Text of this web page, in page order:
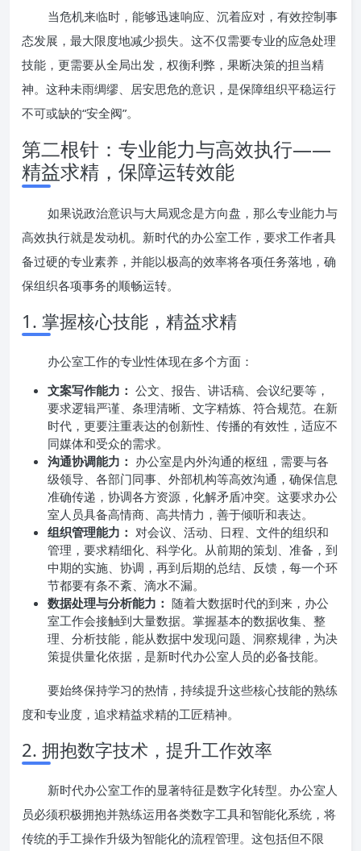
当危机来临时，能够迅速响应、沉着应对，有效控制事
态发展，最大限度地减少损失。这不仅需要专业的应急处理
技能，更需要从全局出发，权衡利弊，果断决策的担当精
神。这种未雨绸缪、居安思危的意识，是保障组织平稳运行
不可或缺的“安全阀”。
第二根针：专业能力与高效执行——
精益求精，保障运转效能
如果说政治意识与大局观念是方向盘，那么专业能力与
高效执行就是发动机。新时代的办公室工作，要求工作者具
备过硬的专业素养，并能以极高的效率将各项任务落地，确
保组织各项事务的顺畅运转。
1. 掌握核心技能，精益求精
办公室工作的专业性体现在多个方面：
文案写作能力： 公文、报告、讲话稿、会议纪要等，
要求逻辑严谨、条理清晰、文字精炼、符合规范。在新
时代，更要注重表达的创新性、传播的有效性，适应不
同媒体和受众的需求。
沟通协调能力： 办公室是内外沟通的枢纽，需要与各
级领导、各部门同事、外部机构等高效沟通，确保信息
准确传递，协调各方资源，化解矛盾冲突。这要求办公
室人员具备高情商、高共情力，善于倾听和表达。
组织管理能力： 对会议、活动、日程、文件的组织和
管理，要求精细化、科学化。从前期的策划、准备，到
中期的实施、协调，再到后期的总结、反馈，每一个环
节都要有条不紊、滴水不漏。
数据处理与分析能力： 随着大数据时代的到来，办公
室工作会接触到大量数据。掌握基本的数据收集、整
理、分析技能，能从数据中发现问题、洞察规律，为决
策提供量化依据，是新时代办公室人员的必备技能。
要始终保持学习的热情，持续提升这些核心技能的熟练
度和专业度，追求精益求精的工匠精神。
2. 拥抱数字技术，提升工作效率
新时代办公室工作的显著特征是数字化转型。办公室人
员必须积极拥抱并熟练运用各类数字工具和智能化系统，将
传统的手工操作升级为智能化的流程管理。这包括但不限